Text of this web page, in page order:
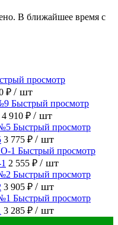
В ближайшее время с
просмотр
₽ / шт
Быстрый просмотр
4 910 ₽ / шт
Быстрый просмотр
3 775 ₽ / шт
Быстрый просмотр
2 555 ₽ / шт
Быстрый просмотр
3 905 ₽ / шт
Быстрый просмотр
3 285 ₽ / шт